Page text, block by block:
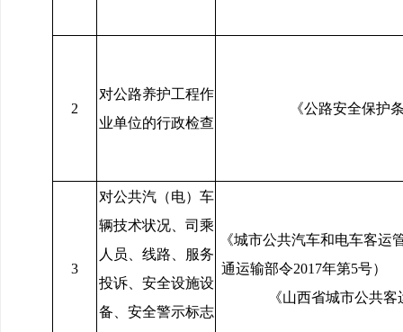
2
对公路养护工程作
业单位的行政检查
《公路安全保护
3
对公共汽（电）车
辆技术状况、司乘
人员、线路、服务
投诉、安全设施设
备、安全警示标志
《城市公共汽车和电车客
通运输部令2017
《山西省城市公共